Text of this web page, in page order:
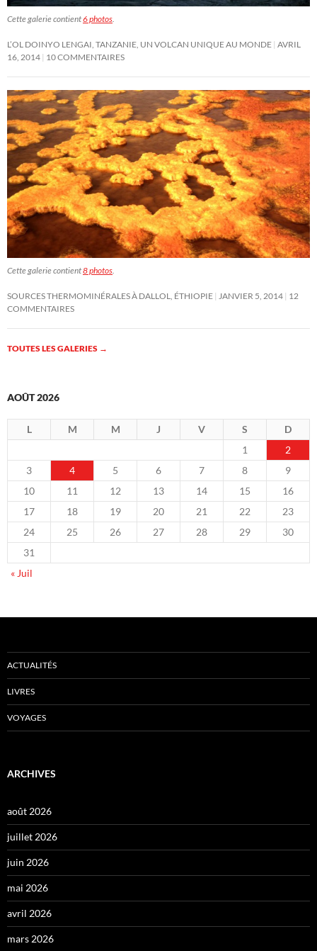
Cette galerie contient6 photos.
L’OL DOINYO LENGAI, TANZANIE, UN VOLCAN UNIQUE AU MONDE AVRIL
16, 2014 10 COMMENTAIRES
Cette galerie contient8 photos.
SOURCES THERMOMINÉRALES À DALLOL, ÉTHIOPIE JANVIER 5, 2014 12
COMMENTAIRES
TOUTES LES GALERIES →
AOÛT 2026
L M M J V S
D
1
2
3
4 5 6 7 8
9
10
11 12 13 14 15
16
17
18 19 20 21 22
23
24
25 26 27 28 29
30
31
« Juil
ACTUALITÉS
LIVRES
VOYAGES
ARCHIVES
août 2026
juillet 2026
juin 2026
mai 2026
avril 2026
mars 2026